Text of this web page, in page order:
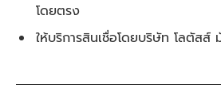
โดยตรง
ให้บริการสินเชื่อโดยบริษัท โลตัสส์